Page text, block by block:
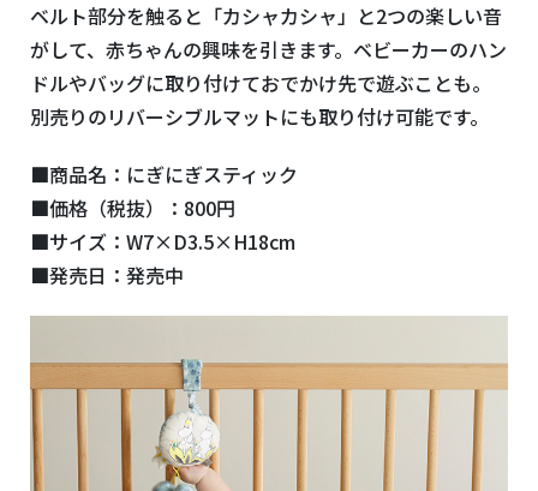
ベルト部分を触ると「カシャカシャ」と2つの楽しい音
がして、赤ちゃんの興味を引きます。ベビーカーのハン
ドルやバッグに取り付けておでかけ先で遊ぶことも。
別売りのリバーシブルマットにも取り付け可能です。
■商品名：にぎにぎスティック
■価格（税抜）：800円
■サイズ：W7×D3.5×H18cm
■発売日：発売中